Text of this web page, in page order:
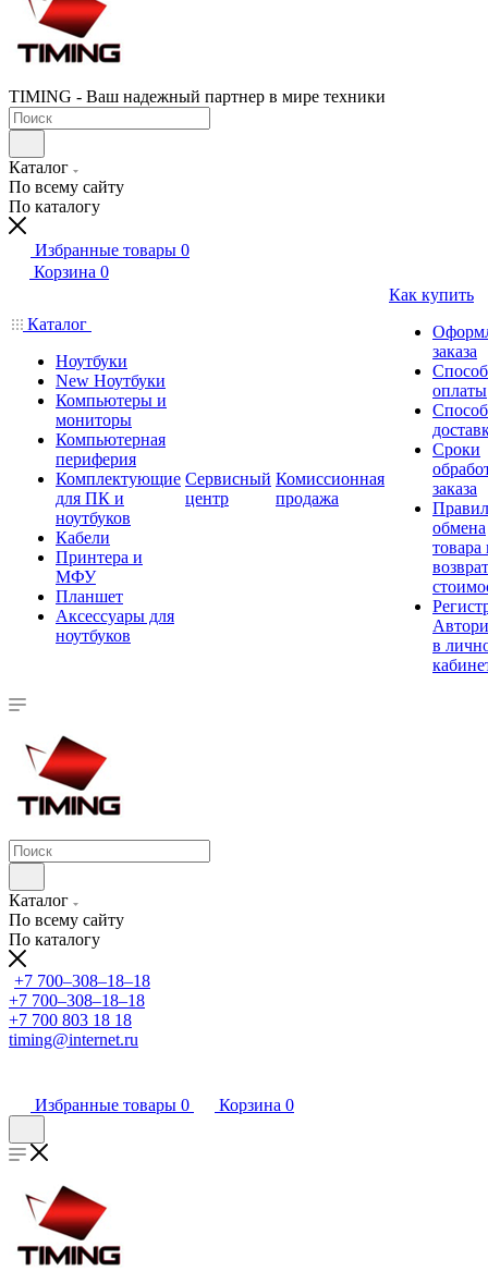
TIMING - Ваш надежный партнер в мире техники
Каталог
По всему сайту
По каталогу
Избранные товары 0
Корзина 0
Каталог
Ноутбуки
New Ноутбуки
Компьютеры и
мониторы
Компьютерная
периферия
Комплектующие
для ПК и
ноутбуков
Кабели
Принтера и
МФУ
Планшет
Аксессуары для
ноутбуков
Сервисный
центр
Комиссионная
продажа
Как купить
заказа
оплаты
Сроки
заказа
обмена
товара
в
Каталог
По всему сайту
По каталогу
+7 700‒308‒18‒18
+7 700‒308‒18‒18
+7 700 803 18 18
timing@internet.ru
Избранные товары 0 Корзина 0